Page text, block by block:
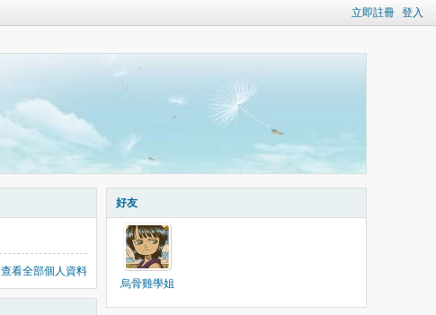
立即註冊 登入
查看全部個人資料
好友
烏骨雞學姐